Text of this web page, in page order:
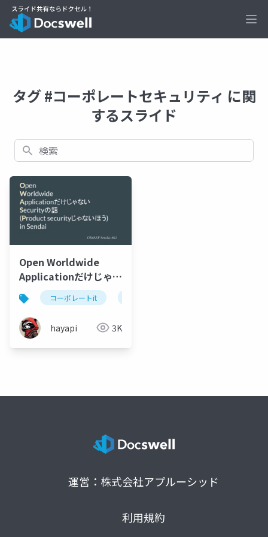
タグ #コーポレートセキュリティ に関
するスライド
検索
Open Worldwide
Applicationだけじゃな
い Securityの話
(Product securityじ
ゃないほう) in Sendai
コーポレートit
hayapi 3K
運営：株式会社アプルーシッド
利用規約